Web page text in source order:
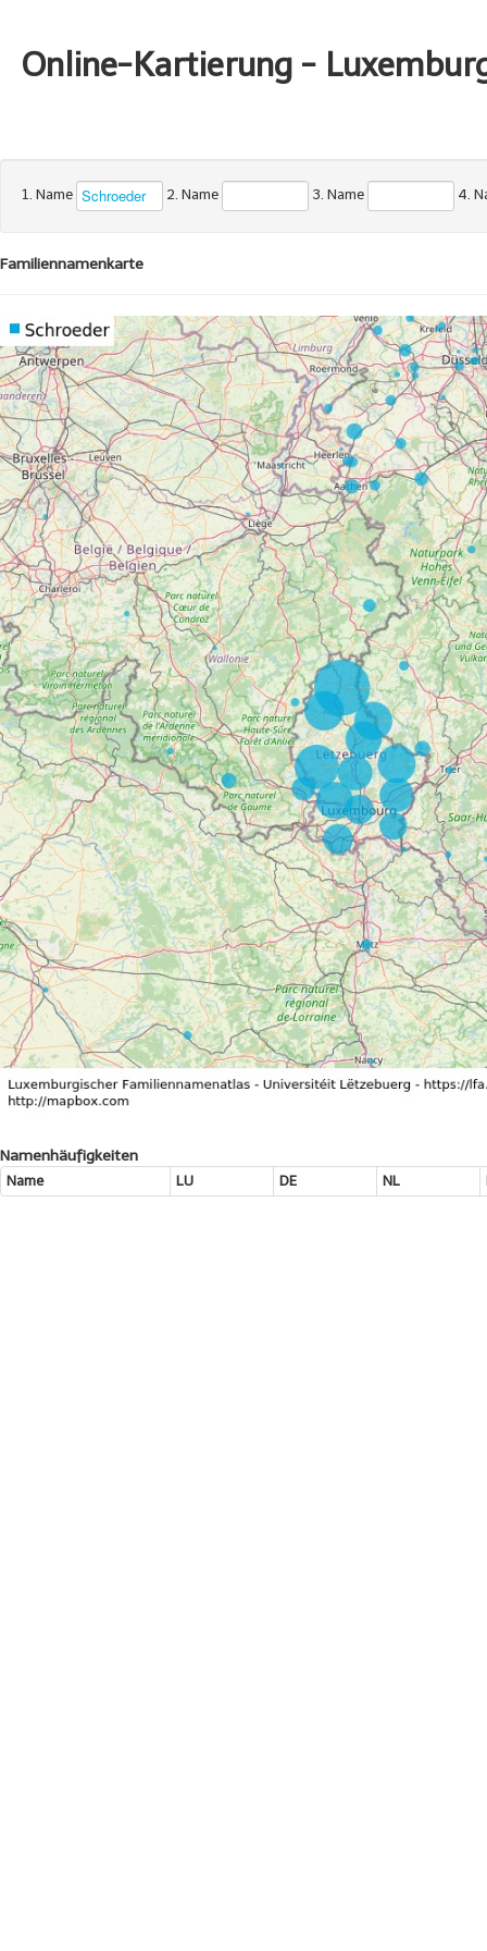
Online-Kartierung -
1. Name 2. Name 3. Name 4.
Familiennamenkarte
Namenhäufigkeiten
Name LU DE NL